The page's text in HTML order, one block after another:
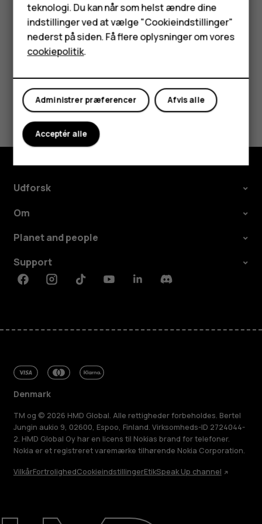
HMD Terra M
Tablets
Min konto
Om
f.eks. opkaldsspærring, begrænsede numre eller
lukkede brugergrupper.
Synes du, dette var nyttigt?
Ja Nej
Udforsk
Om
Planet and people
Support
FacebookInstagramTiktokYoutubeLinkedinDiscord
Denmark
TM og © 2026 HMD Global. Alle rettigheder forbeholdes. Bertel
Jungin aukio 9, 02600, Espoo, Finland. Virksomheds-ID 2724044-
2. HMD Global Oy har en licens til Nokias brand for telefoner.
Nokia er et registreret varemærke tilhørende Nokia Corporation.
VilkårFortrolighedCookieindstillingerEtikSpeak Up channel
teknologi. Du kan når som helst ændre dine
indstillinger ved at vælge "Cookieindstillinger"
nederst på siden. Få flere oplysninger om vores
cookiepolitik.
Afvis alle
Administrer præferencer
Acceptér alle